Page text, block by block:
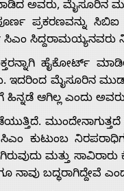
ಅವರು, ಮೈಸೂರಿನ
ಪ್ರಕರಣವನ್ನು
ಸಿದ್ದರಾಮಯ್ಯನವರು
ಹೈಕೋರ್ಟ್
ಇದರಿಂದ ಮೈಸೂರಿನ
ಆಗಿಲ್ಲ ಎಂದು
ಕುಟುಂಬ
ಮತ್ತು
ಬದ್ಧರಾಗಿದ್ದೇವೆ